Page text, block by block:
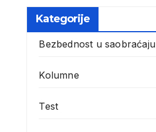
Kategorije
Bezbednost u saobraćaju
Kolumne
Test